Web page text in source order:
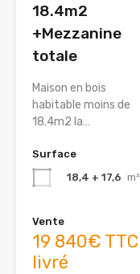
18.4m2
+Mezzanine
totale
Maison en bois
habitable moins de
18.4m2 la…
Surface
18,4 + 17,6 m²
Vente
19 840€ TTC
livré